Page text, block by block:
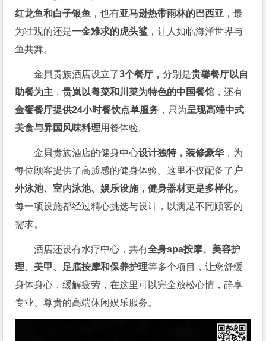
红龙鱼和白子银鱼 ，也有亚马逊热带雨林的巴西亚 ，最
为壮观的还是一金难求的虎头鲨 ，让人如临海洋世界与
鱼共舞。
金貝贵族酒店设立了3个餐厅 ，分别是贵馨餐厅以自
助餐为主 ，贵岚以粤菜和川菜为特⾊的中国餐馆 ，还有
金饗餐厅提供24小时餐饮点单服务 ，只为呈现高端中式
美食与异国风味料理用餐体验。
金貝贵族酒店的健身中心设计独特，装修豪华，为
每位顾客提供了高质感的健身体验。这里不仅配备了 户
外泳池、室内泳池、娱乐设施，健身器材更是多样化。
每一项设施都经过精心挑选与设计，以满足不同顾客的
需求。
酒店还设有水疗中心，共有全身spa按摩、 美容护
理、 美甲、足底按摩和保养护理等多个项目，让您舒缓
身体身心，缓解疲劳，在这里可以完全放松心情，静享
专业、尊贵的高端休闲娱乐服务。